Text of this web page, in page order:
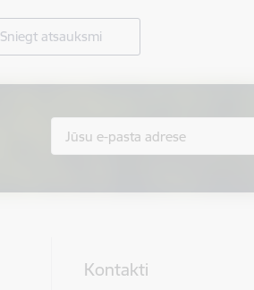
Sniegt atsauksmi
Kontakti